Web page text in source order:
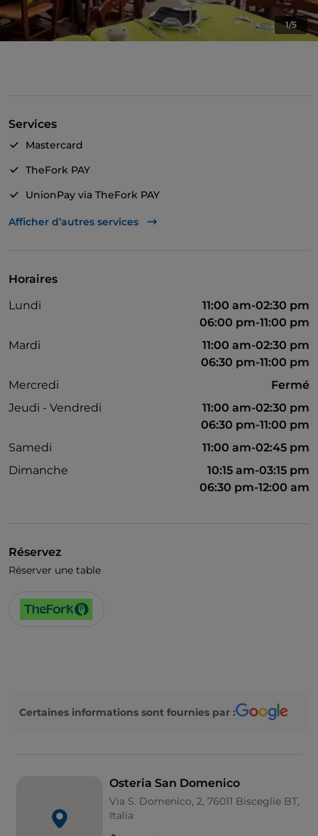
1/5
Services
Mastercard
TheFork PAY
UnionPay via TheFork PAY
Accès handicapés
Afficher d’autres services
Horaires
Lundi
11:00 am-02:30 pm
06:00 pm-11:00 pm
Mardi
11:00 am-02:30 pm
06:30 pm-11:00 pm
Mercredi
Fermé
Jeudi - Vendredi
11:00 am-02:30 pm
06:30 pm-11:00 pm
Samedi
11:00 am-02:45 pm
Dimanche
10:15 am-03:15 pm
06:30 pm-12:00 am
Réservez
Réserver une table
Certaines informations sont fournies par :
Osteria San Domenico
Via S. Domenico, 2, 76011 Bisceglie BT,
Italia